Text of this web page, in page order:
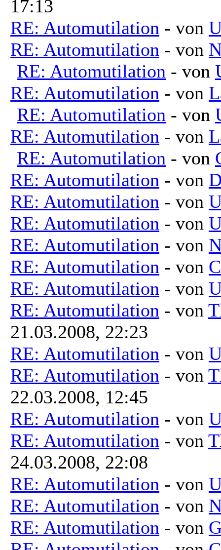
17:13
RE: Automutilation - von
RE: Automutilation - von
RE: Automutilation - von
RE: Automutilation - von
RE: Automutilation - von
RE: Automutilation - von
RE: Automutilation - von
RE: Automutilation - von
RE: Automutilation - von
RE: Automutilation - von
RE: Automutilation - von
RE: Automutilation - von
RE: Automutilation - von
RE: Automutilation - von
21.03.2008, 22:23
RE: Automutilation - von
RE: Automutilation - von
22.03.2008, 12:45
RE: Automutilation - von
RE: Automutilation - von
24.03.2008, 22:08
RE: Automutilation - von
RE: Automutilation - von
RE: Automutilation - von